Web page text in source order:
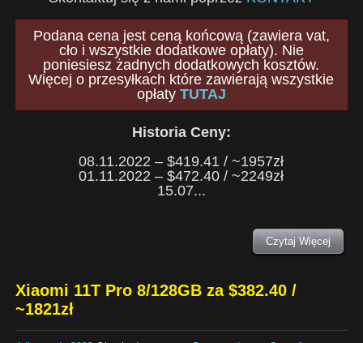
Podana cena jest ceną końcową (zawiera vat,
cło i wszystkie dodatkowe opłaty). Nie
poniesiesz żadnych dodatkowych kosztów.
Więcej o przesyłkach które zawierają wszystkie
opłaty TUTAJ
Historia Ceny:
08.11.2022 – $419.41 / ~1957zł
01.11.2022 – $472.40 / ~2249zł
15.07...
Czytaj Więcej
Xiaomi 11T Pro 8/128GB za $382.40 /
~1821zł